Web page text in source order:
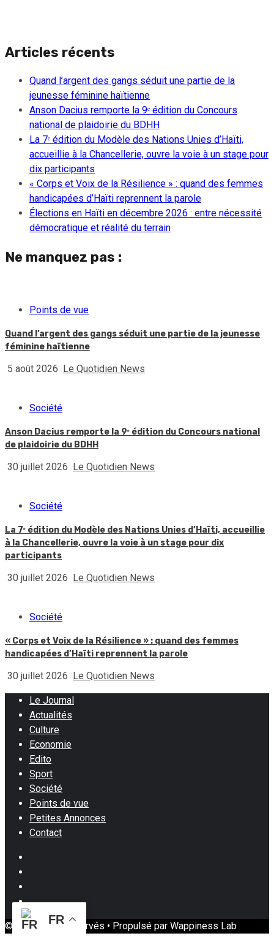
Articles récents
Quand l’argent des gangs séduit une partie de la
jeunesse féminine haïtienne
Anson Dacius remporte la 9ᵉ édition du Concours
national de plaidoirie du BDHH
La 7ᵉ édition du Modèle des Nations Unies d’Haïti,
accueillie à la Chancellerie, ouvre la voie à un stage pour
dix participants
« Corps et Voix de la Résilience » : quand des femmes
handicapées d’Haïti reprennent la parole
Élections en Haïti en décembre 2026 : entre nécessité
démocratique et réalité du terrain
Ne manquez pas :
Points de vue
Quand l’argent des gangs séduit une partie de la jeunesse
féminine haïtienne
5 août 2026 Le Quotidien News
Société
Anson Dacius remporte la 9ᵉ édition du Concours national
de plaidoirie du BDHH
30 juillet 2026 Le Quotidien News
Société
La 7ᵉ édition du Modèle des Nations Unies d’Haïti, accueillie
à la Chancellerie, ouvre la voie à un stage pour dix
participants
30 juillet 2026 Le Quotidien News
Société
« Corps et Voix de la Résilience » : quand des femmes
handicapées d’Haïti reprennent la parole
30 juillet 2026 Le Quotidien News
Le Journal
Actualités
Culture
Economie
Edito
Sport
Société
Points de vue
Petites Annonces
Contact
Youtube
© Tous droits réservés • Propulsé par Wappiness Lab
FR